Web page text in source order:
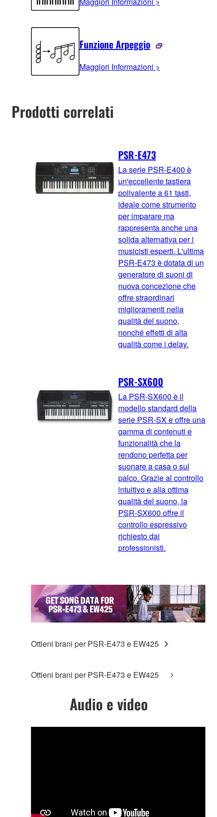
Funzione Arpeggio
Maggiori Informazioni >
Prodotti correlati
PSR-E473
La serie PSR-E400 è
un'eccellente tastiera
polivalente a 61 tasti,
ideale come strumento
per imparare ma
rappresenta anche una
solida alternativa per i
musicisti esperti. L'ultima
PSR-E473 è dotata di un
generatore di suoni di
nuova concezione che
offre straordinari
miglioramenti nella
qualità del suono,
nonché effetti di alta
qualità come i delay.
PSR-SX600
La PSR-SX600 è il
modello standard della
serie PSR-SX e offre una
gamma di contenuti e
funzionalità che la
rendono perfetta per
suonare a casa o sul
palco. Grazie al controllo
intuitivo e alla ottima
qualità del suono, la
PSR-SX600 offre il
controllo espressivo
richiesto dai
professionisti.
Ottieni brani per PSR-E473 e EW425
Ottieni brani per PSR-E473 e EW425
Audio e video